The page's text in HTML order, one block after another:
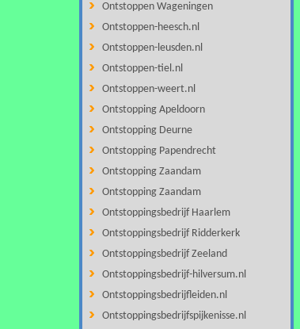
Ontstoppen Wageningen
Ontstoppen-heesch.nl
Ontstoppen-leusden.nl
Ontstoppen-tiel.nl
Ontstoppen-weert.nl
Ontstopping Apeldoorn
Ontstopping Deurne
Ontstopping Papendrecht
Ontstopping Zaandam
Ontstopping Zaandam
Ontstoppingsbedrijf Haarlem
Ontstoppingsbedrijf Ridderkerk
Ontstoppingsbedrijf Zeeland
Ontstoppingsbedrijf-hilversum.nl
Ontstoppingsbedrijfleiden.nl
Ontstoppingsbedrijfspijkenisse.nl